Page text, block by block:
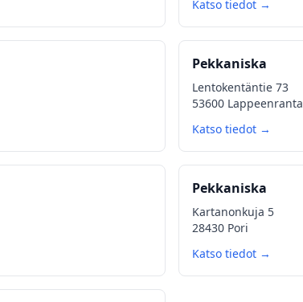
Katso tiedot →
Pekkaniska
Lentokentäntie 73
53600 Lappeenranta
Katso tiedot →
Pekkaniska
Kartanonkuja 5
28430 Pori
Katso tiedot →